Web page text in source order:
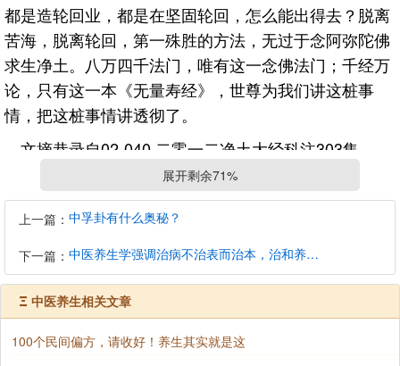
都是造轮回业，都是在坚固轮回，怎么能出得去？脱离
苦海，脱离轮回，第一殊胜的方法，无过于念阿弥陀佛
求生净土。八万四千法门，唯有这一念佛法门；千经万
论，只有这一本《无量寿经》，世尊为我们讲这桩事
情，把这桩事情讲透彻了。
文摘恭录自02-040 二零一二净土大经科注303集
不受外境影响，往生才有把握
真修才能报佛恩、报师恩，敬劝诸位同修共勉
我们修行，费尽多少力气不能成就，原因就是放不
下。心不干净，妄念太多，禁不起外面境界诱惑，外面
境界风吹草动，自己的清净完全失掉了。修行又离不开
外境，离开外境你到哪里去修？境界里头对我们修行影
响最大的是人事环境。 那我们知道，真正的功夫就在人
展开剩余71%
上一篇： 中孚卦有什么奥秘？
下一篇： 中医养生学强调治病不治表而治本，治和养兼顾是有必要的
Ξ 中医养生相关文章
100个民间偏方，请收好！养生其实就是这